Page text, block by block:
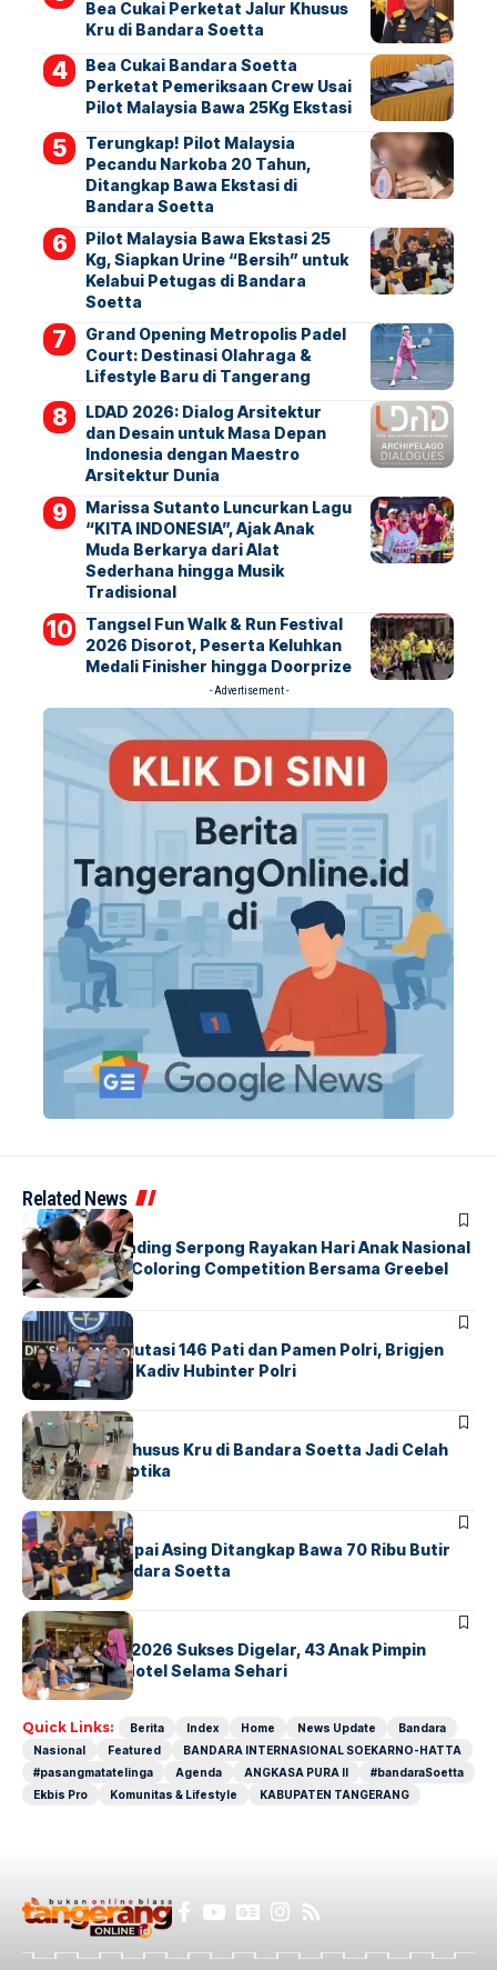
Bea Cukai Perketat Jalur Khusus
Kru di Bandara Soetta
Bea Cukai Bandara Soetta
Perketat Pemeriksaan Crew Usai
Pilot Malaysia Bawa 25Kg Ekstasi
Terungkap! Pilot Malaysia
Pecandu Narkoba 20 Tahun,
Ditangkap Bawa Ekstasi di
Bandara Soetta
Pilot Malaysia Bawa Ekstasi 25
Kg, Siapkan Urine “Bersih” untuk
Kelabui Petugas di Bandara
Soetta
Grand Opening Metropolis Padel
Court: Destinasi Olahraga &
Lifestyle Baru di Tangerang
LDAD 2026: Dialog Arsitektur
dan Desain untuk Masa Depan
Indonesia dengan Maestro
Arsitektur Dunia
Marissa Sutanto Luncurkan Lagu
“KITA INDONESIA”, Ajak Anak
Muda Berkarya dari Alat
Sederhana hingga Musik
Tradisional
Tangsel Fun Walk & Run Festival
2026 Disorot, Peserta Keluhkan
Medali Finisher hingga Doorprize
- Advertisement -
Related News
BERITAINDEX
Atria Hotel Gading Serpong Rayakan Hari Anak Nasional
Lewat Family Coloring Competition Bersama Greebel
Indonesia
BERITA
Mabes Polri Mutasi 146 Pati dan Pamen Polri, Brigjen
Untung Jabat Kadiv Hubinter Polri
BANDARABERITA
Ketika Jalur Khusus Kru di Bandara Soetta Jadi Celah
Sindikat Narkotika
BANDARA BERITA
Kopilot Maskapai Asing Ditangkap Bawa 70 Ribu Butir
Ekstasi di Bandara Soetta
BERITAINDEX
GM For A Day 2026 Sukses Digelar, 43 Anak Pimpin
Operasional Hotel Selama Sehari
Quick Links: Berita Index Home News Update
Bandara
Nasional
Featured
BANDARA INTERNASIONAL SOEKARNO-HATTA
#pasangmatatelinga
Agenda ANGKASA PURA II
#bandaraSoetta
Ekbis Pro
Komunitas & Lifestyle KABUPATEN TANGERANG